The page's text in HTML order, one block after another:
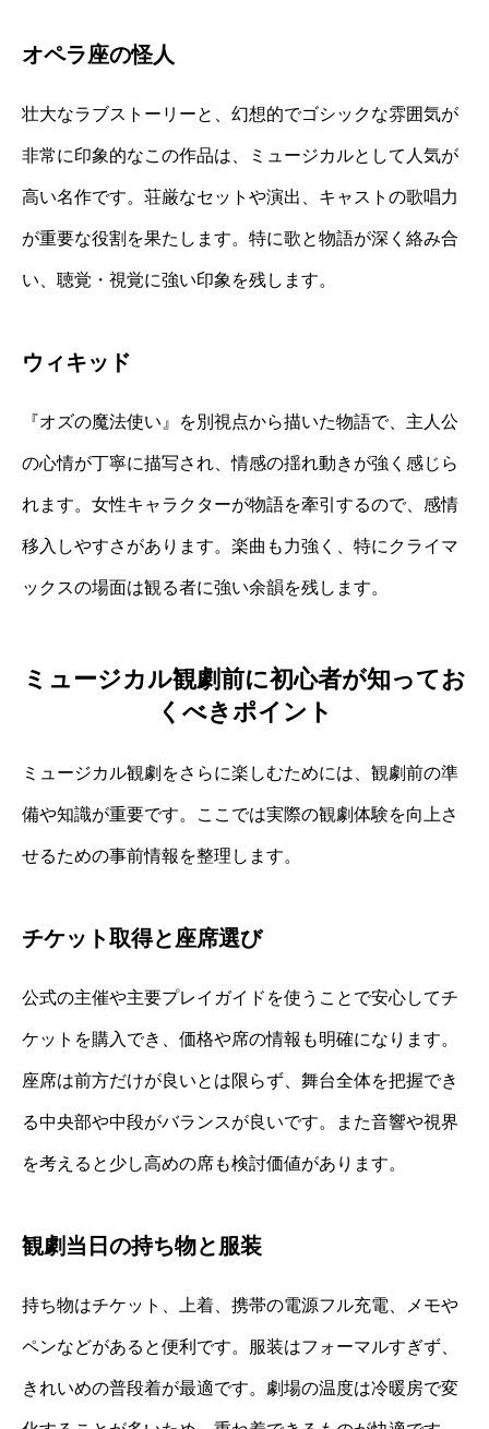
オペラ座の怪人
壮大なラブストーリーと、幻想的でゴシックな雰囲気が
非常に印象的なこの作品は、ミュージカルとして人気が
高い名作です。荘厳なセットや演出、キャストの歌唱力
が重要な役割を果たします。特に歌と物語が深く絡み合
い、聴覚・視覚に強い印象を残します。
ウィキッド
『オズの魔法使い』を別視点から描いた物語で、主人公
の心情が丁寧に描写され、情感の揺れ動きが強く感じら
れます。女性キャラクターが物語を牽引するので、感情
移入しやすさがあります。楽曲も力強く、特にクライマ
ックスの場面は観る者に強い余韻を残します。
ミュージカル観劇前に初心者が知ってお
くべきポイント
ミュージカル観劇をさらに楽しむためには、観劇前の準
備や知識が重要です。ここでは実際の観劇体験を向上さ
せるための事前情報を整理します。
チケット取得と座席選び
公式の主催や主要プレイガイドを使うことで安心してチ
ケットを購入でき、価格や席の情報も明確になります。
座席は前方だけが良いとは限らず、舞台全体を把握でき
る中央部や中段がバランスが良いです。また音響や視界
を考えると少し高めの席も検討価値があります。
観劇当日の持ち物と服装
持ち物はチケット、上着、携帯の電源フル充電、メモや
ペンなどがあると便利です。服装はフォーマルすぎず、
きれいめの普段着が最適です。劇場の温度は冷暖房で変